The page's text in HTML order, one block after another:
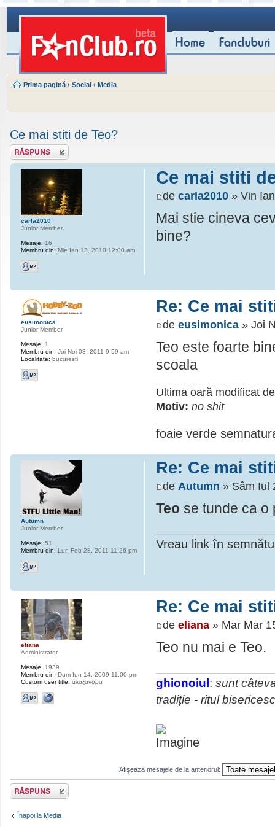
Prima pagină ‹ Social ‹ Media
Ce mai stiti de Teo?
Scrie un răspuns
Ce mai stiti
de carla2010 » Vin
Mai stie cineva
bine?
carla2010
Junior Member
Mesaje: 16
Membru din: Mie Ian 13, 2010 12:00 am
Re: Ce mai
de eusimonica » Joi
Teo este foarte
scoala
Ultima oară modificat
Motiv: no shit
foaie verde
eusimonica
Junior Member
Mesaje: 1
Membru din: Joi Noi 03, 2011 9:59 am
Localitate: bucuresti
Re: Ce mai
de Autumn » Sâm Iul
Teo se tunde ca o
Vreau link în
Autumn
Junior Member
Mesaje: 51
Membru din: Lun Feb 28, 2011 11:26 pm
Re: Ce mai
de eliana » Mar Mar
Teo nu mai e Teo.
ghionoiul : sunt
tradiție - ritul
eliana
Administrator
Mesaje: 1939
Membru din: Dum Iun 14, 2009 11:00 pm
Custom user title: αλαξανδρα
Afişează mesajele de la anteriorul:
Scrie un răspuns
Înapoi la Media